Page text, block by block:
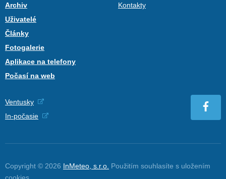
Archiv
Uživatelé
Články
Fotogalerie
Aplikace na telefony
Počasí na web
Kontakty
Ventusky
In-počasie
Copyright © 2026 InMeteo, s.r.o. Použitím souhlasíte s uložením